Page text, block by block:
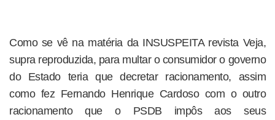
Como se vê na matéria da INSUSPEITA revista Veja,
supra reproduzida, para multar o consumidor o governo
do Estado teria que decretar racionamento, assim
como fez Fernando Henrique Cardoso com o outro
racionamento que o PSDB impôs aos seus